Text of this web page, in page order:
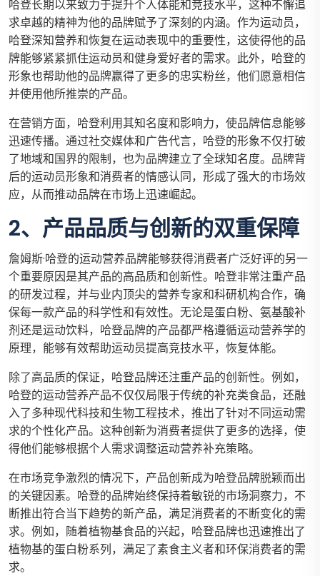
哈登长期以来致力于提升个人体能和竞技水平，这种不懈追
求卓越的精神为他的品牌赋予了深刻的内涵。作为运动员，
哈登深知营养和恢复在运动表现中的重要性，这使得他的品
牌能够紧紧抓住运动员和健身爱好者的需求。此外，哈登的
形象也帮助他的品牌赢得了更多的忠实粉丝，他们愿意相信
并使用他所推崇的产品。
在营销方面，哈登利用其知名度和影响力，使品牌信息能够
迅速传播。通过社交媒体和广告代言，哈登的形象不仅打破
了地域和国界的限制，也为品牌建立了全球知名度。品牌背
后的运动员形象和消费者的情感认同，形成了强大的市场效
应，从而推动品牌在市场上迅速崛起。
2、产品品质与创新的双重保障
詹姆斯·哈登的运动营养品牌能够获得消费者广泛好评的另一
个重要原因是其产品的高品质和创新性。哈登非常注重产品
的研发过程，并与业内顶尖的营养专家和科研机构合作，确
保每一款产品的科学性和有效性。无论是蛋白粉、氨基酸补
剂还是运动饮料，哈登品牌的产品都严格遵循运动营养学的
原理，能够有效帮助运动员提高竞技水平，恢复体能。
除了高品质的保证，哈登品牌还注重产品的创新性。例如，
哈登的运动营养产品不仅仅局限于传统的补充类食品，还融
入了多种现代科技和生物工程技术，推出了针对不同运动需
求的个性化产品。这种创新为消费者提供了更多的选择，使
得他们能够根据个人需求调整运动营养补充策略。
在市场竞争激烈的情况下，产品创新成为哈登品牌脱颖而出
的关键因素。哈登的品牌始终保持着敏锐的市场洞察力，不
断推出符合当下趋势的新产品，满足消费者的不断变化的需
求。例如，随着植物基食品的兴起，哈登品牌也迅速推出了
植物基的蛋白粉系列，满足了素食主义者和环保消费者的需
求。